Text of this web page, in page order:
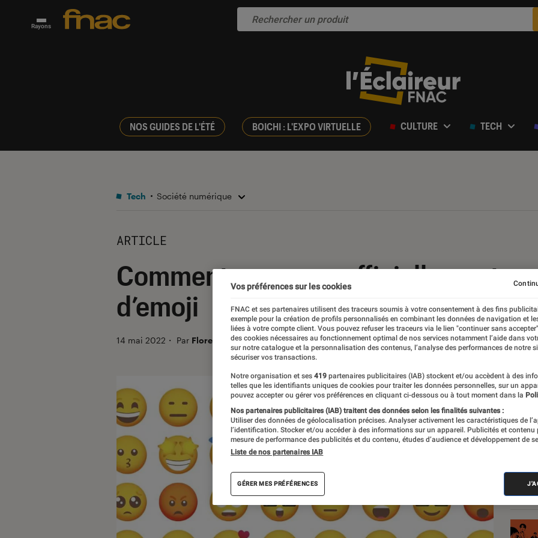
Rayons
NOS GUIDES DE L'ÉTÉ BOICHI : L'EXPO VIRTUELLE CULTURE TECH
Tech Société numérique
ARTICLE
Comment proposer officiellement
d’emoji
14 mai 2022 ・ Par Florence Santrot
Vos préférences sur les cookies
FNAC et ses partenaires utilisent des traceurs soumis à votre consentement à des fins
exemple pour la création de profils personnalisés en combinant les données de navigation et
liées à votre compte client. Vous pouvez refuser les traceurs via le lien "continuer sans
des cookies nécessaires au fonctionnement optimal de nos services notamment l’aide dans
sur notre catalogue et la personnalisation des contenus, l’analyse des performances de notre
sécuriser vos transactions.
Notre organisation et ses 419 partenaires publicitaires (IAB) stockent et/ou accèdent à des
telles que les identifiants uniques de cookies pour traiter les données personnelles, sur un
pouvez accepter ou gérer vos préférences en cliquant ci-dessous ou à tout moment dans la
Nos partenaires publicitaires (IAB) traitent des données selon les finalités suivantes :
Utiliser des données de géolocalisation précises. Analyser activement les caractéristiques de
l’identification. Stocker et/ou accéder à des informations sur un appareil. Publicités et contenu
mesure de performance des publicités et du contenu, études d’audience et développement de
Liste de nos partenaires IAB
GÉRER MES PRÉFÉRENCES